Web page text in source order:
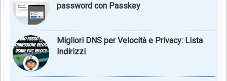
password con Passkey
Migliori DNS per Velocità e Privacy: Lista
Indirizzi